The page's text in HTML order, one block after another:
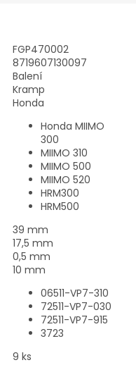
FGP470002
8719607130097
Balení
Kramp
Honda
Honda MIIMO
300
MIIMO 310
MIIMO 500
MIIMO 520
HRM300
HRM500
39 mm
17,5 mm
0,5 mm
10 mm
06511-VP7-310
72511-VP7-030
72511-VP7-915
3723
9 ks